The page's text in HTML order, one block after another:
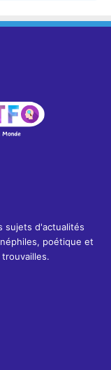
sujets d'actualités
poétique et